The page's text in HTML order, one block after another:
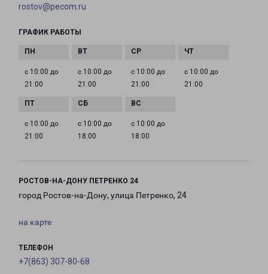
rostov@pecom.ru
ГРАФИК РАБОТЫ
с 10:00 до
21:00
с 10:00 до
21:00
с 10:00 до
21:00
с 10:00 до
21:00
с 10:00 до
21:00
с 10:00 до
18:00
с 10:00 до
18:00
РОСТОВ-НА-ДОНУ ПЕТРЕНКО 24
город Ростов-на-Дону, улица Петренко, 24
на карте
ТЕЛЕФОН
+7(863) 307-80-68